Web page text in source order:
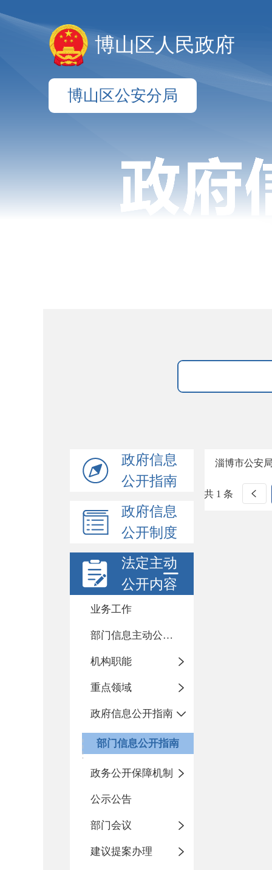
博山区人民政府
博山区公安分局
政府信息
公开指南
政府信息
公开制度
法定主动
公开内容
业务工作
部门信息主动公开基本目录
机构职能
重点领域
政府信息公开指南
部门信息公开指南
政务公开保障机制
公示公告
部门会议
建议提案办理
淄博市公安
共 1 条